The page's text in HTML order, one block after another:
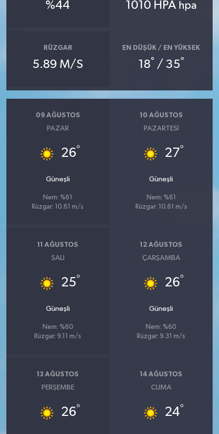
%44 1010 HPA hpa
RÜZGAR
5.89 M/S
EN DÜŞÜK / EN YÜKSEK
18° / 35°
09 AĞUSTOS
PAZAR
26°
Güneşli
Nem: %61
Rüzgar: 10.61 m/s
10 AĞUSTOS
PAZARTESI
27°
Güneşli
Nem: %61
Rüzgar: 10.61 m/s
11 AĞUSTOS
SALI
25°
Güneşli
Nem: %60
Rüzgar: 9.11 m/s
12 AĞUSTOS
ÇARŞAMBA
26°
Güneşli
Nem: %60
Rüzgar: 9.31 m/s
13 AĞUSTOS
PERŞEMBE
26°
14 AĞUSTOS
CUMA
24°